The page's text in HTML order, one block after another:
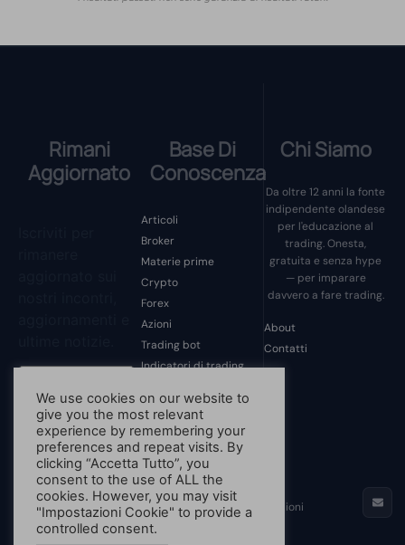
Rimani
Aggiornato
Iscriviti
Base Di
Conoscenza
Articoli
Broker
Materie prime
Crypto
Forex
Azioni
Trading bot
Indicatori di trading
Truffe di trading
Software di trading
Strumenti di trading
Senza categoria
Chi Siamo
Da oltre 12 anni la fonte
indipendente olandese
per l'educazione al
trading. Onesta,
gratuita e senza hype
— per imparare
davvero a fare trading.
About
Contatti
© 2013 - 2026 Iniziare A Fare
Trading.nl - Tutti I Diritti
Riservati.
Termini E Condizioni
We use cookies on our website to
give you the most relevant
experience by remembering your
preferences and repeat visits. By
clicking “Accetta Tutto”, you
consent to the use of ALL the
cookies. However, you may visit
"Impostazioni Cookie" to provide a
controlled consent.